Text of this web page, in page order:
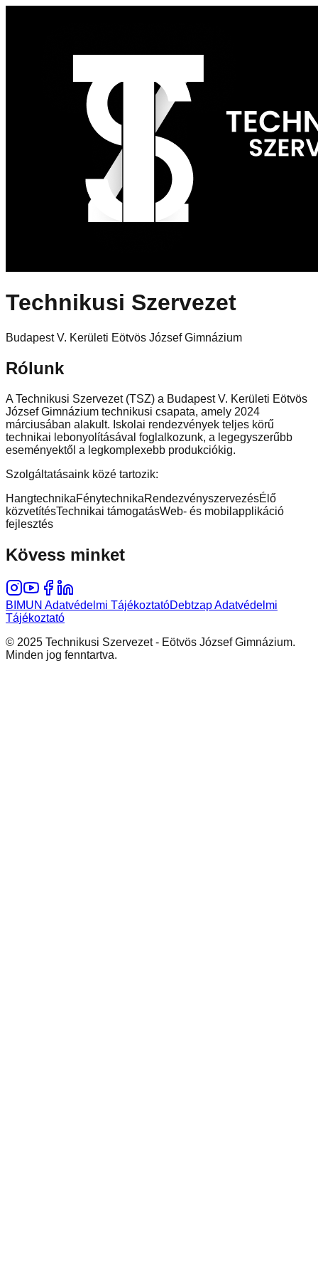
Technikusi Szervezet
Budapest V. Kerületi Eötvös József Gimnázium
Rólunk
A Technikusi Szervezet (TSZ) a Budapest V. Kerületi Eötvös
József Gimnázium technikusi csapata, amely 2024
márciusában alakult. Iskolai rendezvények teljes körű
technikai lebonyolításával foglalkozunk, a legegyszerűbb
eseményektől a legkomplexebb produkciókig.
Szolgáltatásaink közé tartozik:
HangtechnikaFénytechnikaRendezvényszervezésÉlő
közvetítésTechnikai támogatásWeb- és mobilapplikáció
fejlesztés
Kövess minket
BIMUN Adatvédelmi TájékoztatóDebtzap Adatvédelmi
Tájékoztató
© 2025 Technikusi Szervezet - Eötvös József Gimnázium.
Minden jog fenntartva.